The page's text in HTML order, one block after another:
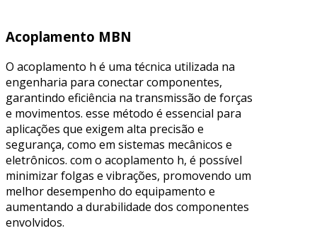
Acoplamento MBN
O acoplamento h é uma técnica utilizada na
engenharia para conectar componentes,
garantindo eficiência na transmissão de forças
e movimentos. esse método é essencial para
aplicações que exigem alta precisão e
segurança, como em sistemas mecânicos e
eletrônicos. com o acoplamento h, é possível
minimizar folgas e vibrações, promovendo um
melhor desempenho do equipamento e
aumentando a durabilidade dos componentes
envolvidos.